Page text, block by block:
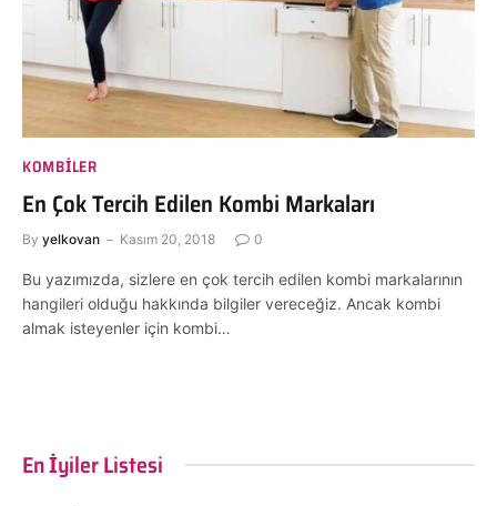
KOMBILER
En Çok Tercih Edilen Kombi Markaları
By yelkovan Kasım 20, 2018 0
Bu yazımızda, sizlere en çok tercih edilen kombi markalarının
hangileri olduğu hakkında bilgiler vereceğiz. Ancak kombi
almak isteyenler için kombi…
En İyiler Listesi